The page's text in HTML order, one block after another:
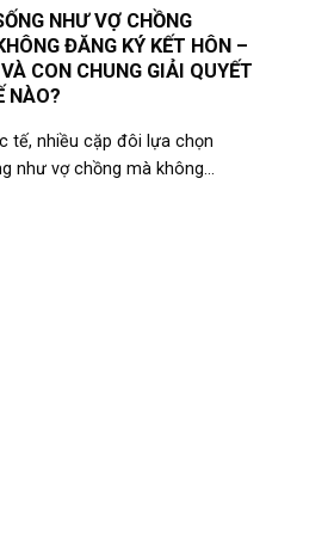
NHƯ VỢ CHỒNG
ĐĂNG KÝ KẾT HÔN –
CON CHUNG GIẢI QUYẾT
NÀO?
tế, nhiều cặp đôi lựa chọn
như vợ chồng mà không...